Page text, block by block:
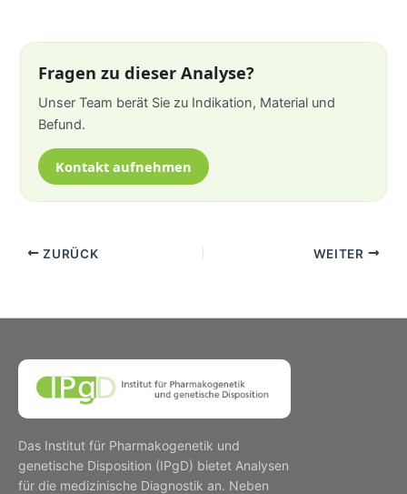
Fragen zu dieser Analyse?
Unser Team berät Sie zu Indikation, Material und
Befund.
Kontakt aufnehmen
ZURÜCK WEITER
Das Institut für Pharmakogenetik und
genetische Disposition (IPgD) bietet Analysen
für die medizinische Diagnostik an. Neben